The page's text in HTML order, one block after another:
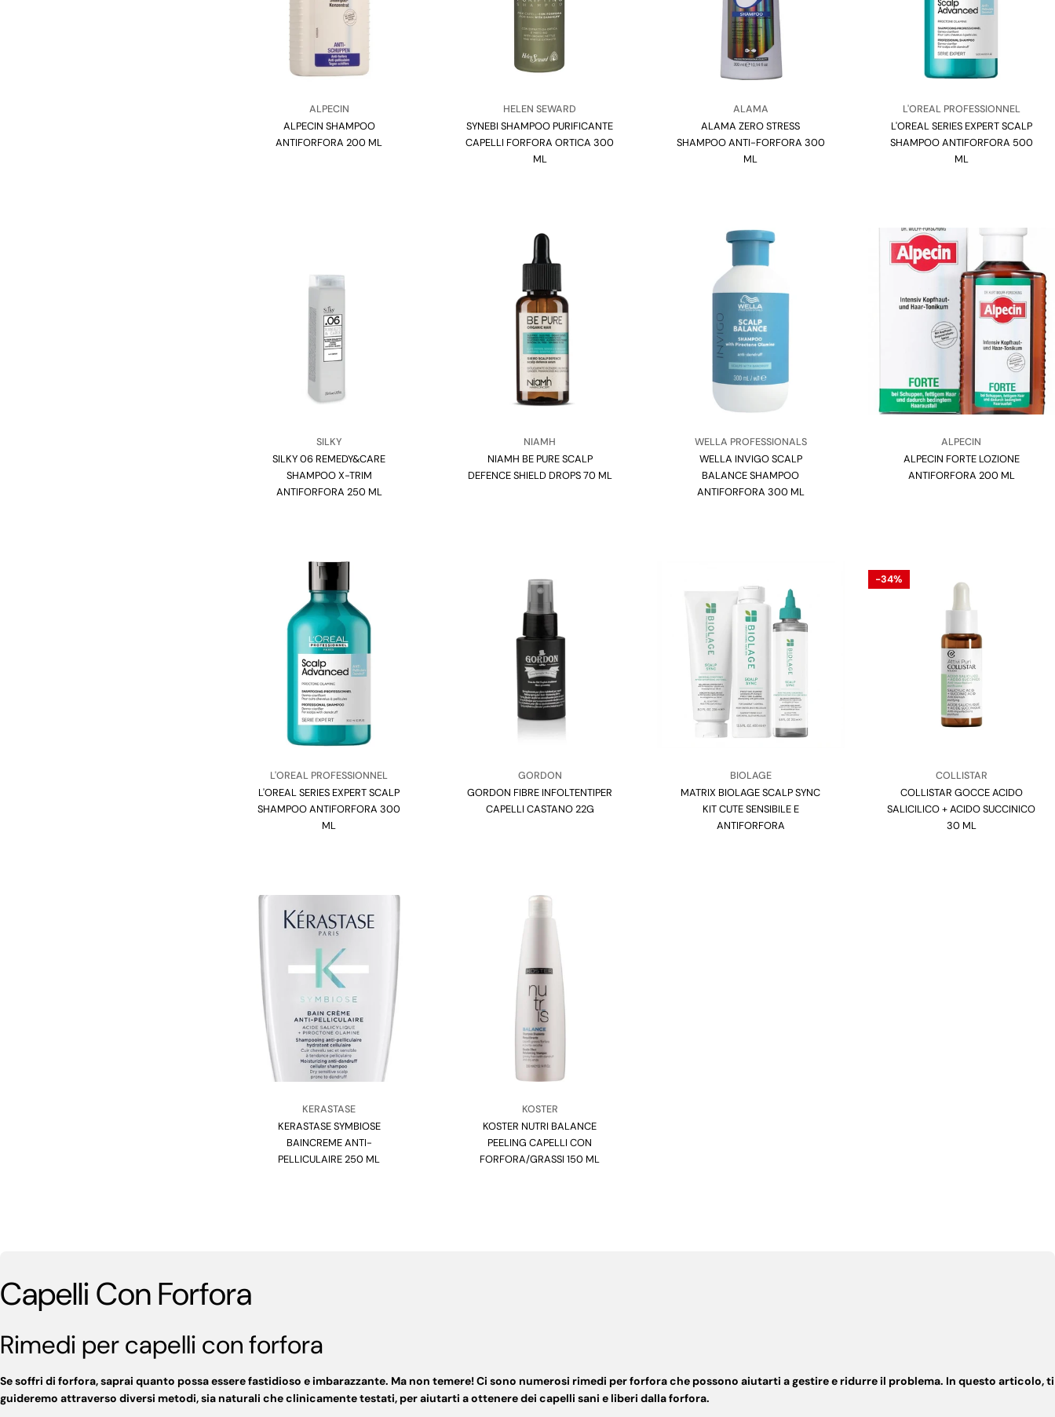
Venditore:
ALPECIN
Tipo:
ALPECIN SHAMPOO
ANTIFORFORA 200 ML
Venditore:
HELEN SEWARD
Tipo:
SYNEBI SHAMPOO PURIFICANTE
CAPELLI FORFORA ORTICA 300
ML
Venditore:
ALAMA
Tipo:
ALAMA ZERO STRESS
SHAMPOO ANTI-FORFORA 300
ML
Venditore:
L'OREAL PROFESSIONNEL
Tipo:
L'OREAL SERIES EXPERT SCALP
SHAMPOO ANTIFORFORA 500
ML
Venditore:
SILKY
Tipo:
SILKY 06 REMEDY&CARE
SHAMPOO X-TRIM
ANTIFORFORA 250 ML
Venditore:
NIAMH
Tipo:
NIAMH BE PURE SCALP
DEFENCE SHIELD DROPS 70 ML
Venditore:
WELLA PROFESSIONALS
Tipo:
WELLA INVIGO SCALP
BALANCE SHAMPOO
ANTIFORFORA 300 ML
Venditore:
ALPECIN
Tipo:
ALPECIN FORTE LOZIONE
ANTIFORFORA 200 ML
Venditore:
L'OREAL PROFESSIONNEL
Tipo:
L'OREAL SERIES EXPERT SCALP
SHAMPOO ANTIFORFORA 300
ML
Venditore:
GORDON
Tipo:
GORDON FIBRE INFOLTENTIPER
CAPELLI CASTANO 22G
Venditore:
BIOLAGE
Tipo:
MATRIX BIOLAGE SCALP SYNC
KIT CUTE SENSIBILE E
ANTIFORFORA
-34%
Venditore:
COLLISTAR
Tipo:
COLLISTAR GOCCE ACIDO
SALICILICO + ACIDO SUCCINICO
30 ML
Venditore:
KERASTASE
Tipo:
KERASTASE SYMBIOSE
BAINCREME ANTI-
PELLICULAIRE 250 ML
Venditore:
KOSTER
Tipo:
KOSTER NUTRI BALANCE
PEELING CAPELLI CON
FORFORA/GRASSI 150 ML
Capelli Con Forfora
Rimedi per capelli con forfora
Se soffri di forfora, saprai quanto possa essere fastidioso e imbarazzante. Ma non temere! Ci sono numerosi rimedi per forforache possono aiutarti a gestire e ridurre il problema. In questo articolo, ti
guideremo attraverso diversi metodi, sia naturali che clinicamente testati, per aiutarti a ottenere dei capelli sani e liberi dalla forfora.